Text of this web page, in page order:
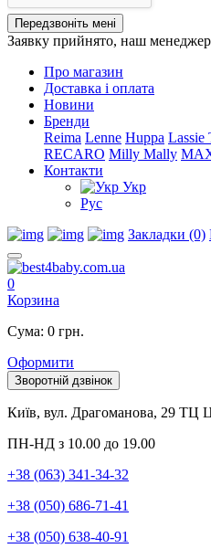
Передзвоніть мені
Заявку прийнято, наш
Про магазин
Доставка і оплата
Новини
Бренди
Reima Lenne Huppa Lassie
RECARO Milly Mally
Контакти
Укр
Рус
Закладки (0)
0
Корзина
Сума: 0 грн.
Оформити
Зворотній дзвінок
Київ, вул. Драгоманова, 29 ТЦ
ПН-НД з 10.00 до 19.00
+38 (063) 341-34-32
+38 (050) 686-71-41
+38 (050) 638-40-91